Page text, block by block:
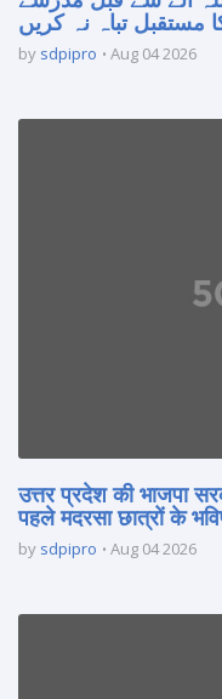
مستقبل تباہ نہ کریں
by sdpipro Aug 04 2026
उत्तर प्रदेश की भाजपा
पहले मदरसा छात्रों के
by sdpipro Aug 04 2026